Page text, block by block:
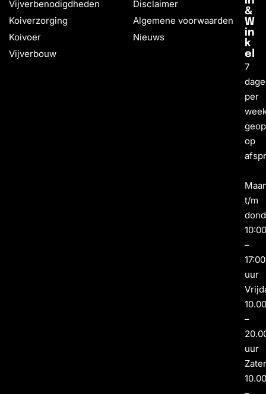
Vijverbenodigdheden
Koiverzorging
Koivoer
Vijverbouw
Disclaimer
Algemene voorwaarden
Nieuws
&
W
in
k
el
7
per
op
t/m
–
17:00
uur
–
uur